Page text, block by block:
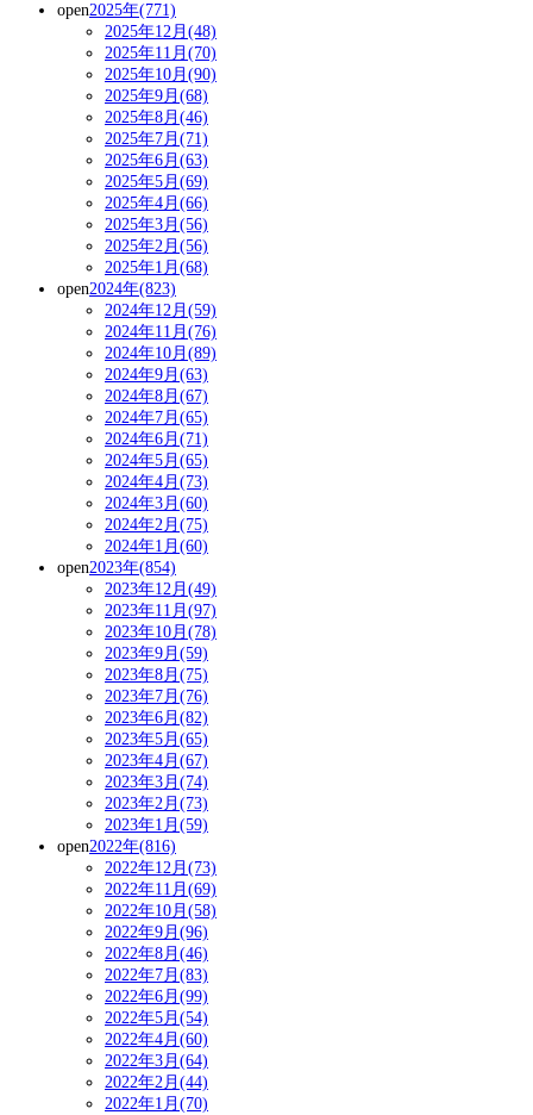
open2025年(771)
2025年12月(48)
2025年11月(70)
2025年10月(90)
2025年9月(68)
2025年8月(46)
2025年7月(71)
2025年6月(63)
2025年5月(69)
2025年4月(66)
2025年3月(56)
2025年2月(56)
2025年1月(68)
open2024年(823)
2024年12月(59)
2024年11月(76)
2024年10月(89)
2024年9月(63)
2024年8月(67)
2024年7月(65)
2024年6月(71)
2024年5月(65)
2024年4月(73)
2024年3月(60)
2024年2月(75)
2024年1月(60)
open2023年(854)
2023年12月(49)
2023年11月(97)
2023年10月(78)
2023年9月(59)
2023年8月(75)
2023年7月(76)
2023年6月(82)
2023年5月(65)
2023年4月(67)
2023年3月(74)
2023年2月(73)
2023年1月(59)
open2022年(816)
2022年12月(73)
2022年11月(69)
2022年10月(58)
2022年9月(96)
2022年8月(46)
2022年7月(83)
2022年6月(99)
2022年5月(54)
2022年4月(60)
2022年3月(64)
2022年2月(44)
2022年1月(70)